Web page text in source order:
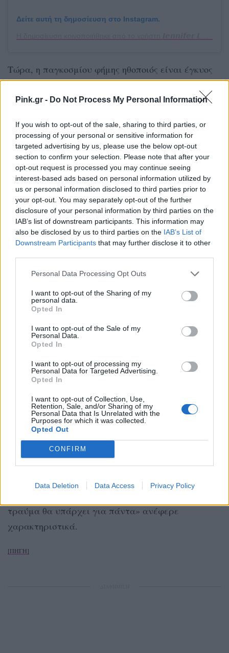
Pink.gr - Do Not Process My Personal Information
If you wish to opt-out of the sale, sharing to third parties, or
processing of your personal or sensitive information for
targeted advertising by us, please use the below opt-out
section to confirm your selection. Please note that after your
opt-out request is processed you may continue seeing
interest-based ads based on personal information utilized by
us or personal information disclosed to third parties prior to
your opt-out. You may separately opt-out of the further
disclosure of your personal information by third parties on the
IAB’s list of downstream participants. This information may
also be disclosed by us to third parties on the IAB’s List of
Downstream Participants that may further disclose it to other
Personal Data Processing Opt Outs
I want to opt-out of the Sharing of my
personal data.
Opted In
I want to opt-out of the Sale of my
Personal Data.
Opted In
I want to opt-out of processing my
Personal Data for Targeted Advertising.
Opted In
I want to opt-out of Collection, Use,
Retention, Sale, and/or Sharing of my
Personal Data that Is Unrelated with the
Purposes for which it was collected.
Opted Out
CONFIRM
Data Deletion Data Access Privacy Policy
Δείτε αυτή τη δημοσίευση στο Instagram.
Τώρα, η παγκοσμίου φήμης ηθοποιός είναι έγκυος
και έχει αποφασίσει να κρατήσει το παιδί της όσο
πιο μακριά γίνεται από τα φώτα της δημοσιότητας.
προστατεύσει την ιδιωτικότητά του για όλη του τη
ζωή, όσο μπορώ. Δεν θέλω κανείς να νιώσει ότι
μπορεί να εισβάλλει στην ύπαρξή του. Νιώθω ότι
αυτό ξεκινά με το να μην το παρουσιάζω ως μέρος
της δουλειάς μου» δήλωσε.
Η Τζένιφερ Λόρενς γνωρίζει πολύ καλά τι
συμβαίνει όταν κάποιος παραβιάζει την
προσωπική μας ζωή χωρίς να σέβεται τίποτα. Το
2014, διέρρευσαν γυμνές φωτογραφίες της στο
διαδίκτυο. «Οποιοσδήποτε μπορούσε να δει το
γυμνό μου σώμα χωρίς τη συγκατάθεσή μου.
τραύμα θα υπάρχει για πάντα» ανέφερε
χαρακτηριστικά.
[ΠΗΓΗ]